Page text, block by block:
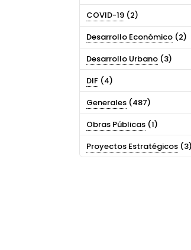
COVID-19 (2)
Desarrollo Económico (2)
Desarrollo Urbano (3)
DIF (4)
Generales (487)
Obras Públicas (1)
Proyectos Estratégicos (3)